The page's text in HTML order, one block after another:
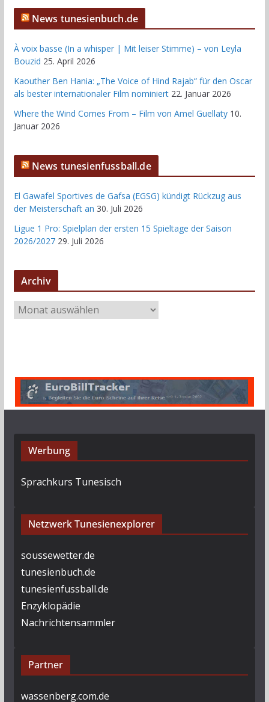
News tunesienbuch.de
À voix basse (In a whisper | Mit leiser Stimme) – von Leyla
Bouzid 25. April 2026
Kaouther Ben Hania: „The Voice of Hind Rajab“ für den Oscar
als bester internationaler Film nominiert 22. Januar 2026
Where the Wind Comes From – Film von Amel Guellaty 10.
Januar 2026
News tunesienfussball.de
El Gawafel Sportives de Gafsa (EGSG) kündigt Rückzug aus
der Meisterschaft an 30. Juli 2026
Ligue 1 Pro: Spielplan der ersten 15 Spieltage der Saison
2026/2027 29. Juli 2026
Archiv
r
Werbung
Sprachkurs Tunesisch
Netzwerk Tunesienexplorer
soussewetter.de
tunesienbuch.de
tunesienfussball.de
Enzyklopädie
Nachrichtensammler
Partner
wassenberg.com.de